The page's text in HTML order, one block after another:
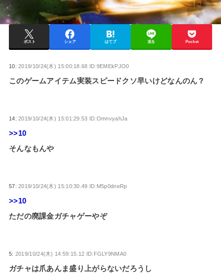
ポスト シェア はてブ 送る Pocket
10:2019/10/24(木) 15:00:18.68 ID:9EMEkPJO0
このゲームアイテム実装スピードクソ早いけどなんのん？
14:2019/10/24(木) 15:01:29.53 ID:OmnvyahJa
>>10
そんなもんや
57:2019/10/24(木) 15:10:30.49 ID:M5p0dneRp
>>10
ただの廃課金ガチャゲーやぞ
5: 2019/10/24(木) 14:59:15.12 ID:FGLY9NMA0
ガチャは爪あんま盛り上がらないだろうし